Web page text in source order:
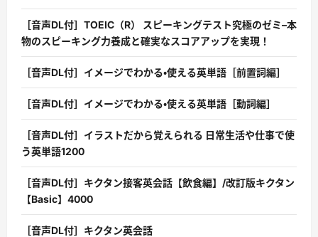
［音声DL付］TOEIC（R） スピーキングテスト究極のゼミ–本
物のスピーキング力養成と確実なスコアアップを実現！
［音声DL付］イメージでわかる・使える英単語［前置詞編］
［音声DL付］イメージでわかる・使える英単語［動詞編］
［音声DL付］イラストだから覚えられる 日常生活や仕事で使
う英単語1200
［音声DL付］キクタン接客英会話【飲食編】/改訂版キクタン
【Basic】4000
［音声DL付］キクタン英会話